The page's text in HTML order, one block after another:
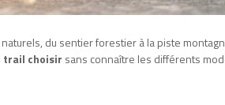
du sentier forestier à la piste
trail choisir sans connaître les différents